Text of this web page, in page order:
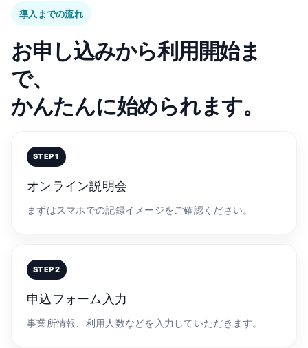
導入までの流れ
お申し込みから利用開始ま
で、
かんたんに始められます。
オンライン説明会
まずはスマホでの記録イメージをご確認ください。
申込フォーム入力
事業所情報、利用人数などを入力していただきます。